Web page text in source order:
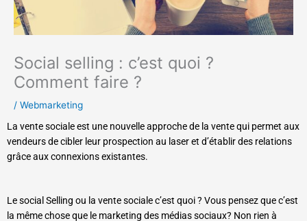
Social selling : c’est quoi ?
Comment faire ?
/ Webmarketing
La vente sociale est une nouvelle approche de la vente qui permet aux
vendeurs de cibler leur prospection au laser et d’établir des relations
grâce aux connexions existantes.
Le social Selling ou la vente sociale c’est quoi ? Vous pensez que c’est
la même chose que le marketing des médias sociaux? Non rien à